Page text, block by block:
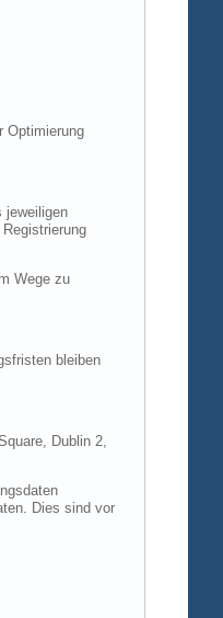
Optimierung
jeweiligen
Wege zu
bleiben
Dublin 2,
Dies sind vor